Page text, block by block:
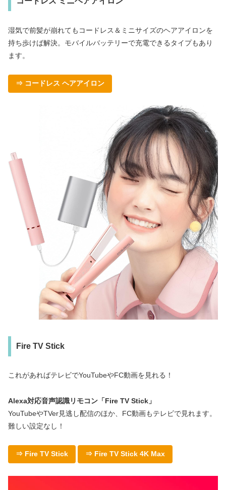
湿気で前髪が崩れてもコードレス＆ミニサイズのヘアアイロンを
持ち歩けば解決。モバイルバッテリーで充電できるタイプもあり
ます。
⇒ コードレス ヘアアイロン
Fire TV Stick
これがあればテレビでYouTubeやFC動画を見れる！
Alexa対応音声認識リモコン「Fire TV Stick」
YouTubeやTVer見逃し配信のほか、FC動画もテレビで見れます。
難しい設定なし！
⇒ Fire TV Stick ⇒ Fire TV Stick 4K Max